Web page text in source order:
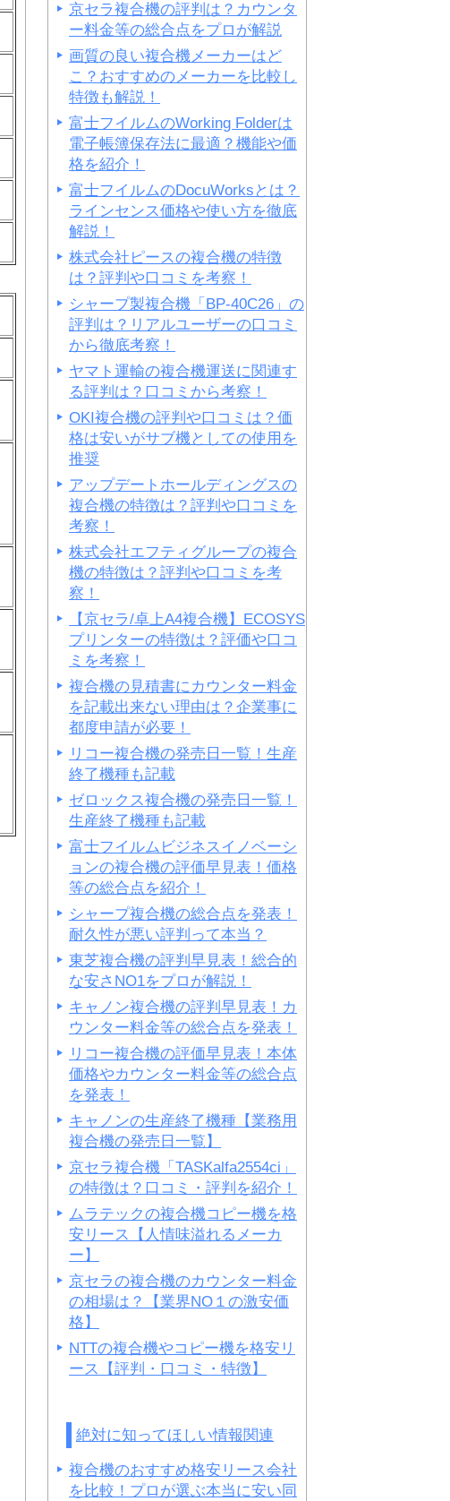
京セラ複合機の評判は？カウンタ
ー料金等の総合点をプロが解説
画質の良い複合機メーカーはど
こ？おすすめのメーカーを比較し
特徴も解説！
富士フイルムのWorking Folderは
電子帳簿保存法に最適？機能や価
格を紹介！
富士フイルムのDocuWorksとは？
ラインセンス価格や使い方を徹底
解説！
株式会社ピースの複合機の特徴
は？評判や口コミを考察！
シャープ製複合機「BP-40C26」の
評判は？リアルユーザーの口コミ
から徹底考察！
ヤマト運輸の複合機運送に関連す
る評判は？口コミから考察！
OKI複合機の評判や口コミは？価
格は安いがサブ機としての使用を
推奨
アップデートホールディングスの
複合機の特徴は？評判や口コミを
考察！
株式会社エフティグループの複合
機の特徴は？評判や口コミを考
察！
【京セラ/卓上A4複合機】ECOSYS
プリンターの特徴は？評価や口コ
ミを考察！
複合機の見積書にカウンター料金
を記載出来ない理由は？企業事に
都度申請が必要！
リコー複合機の発売日一覧！生産
終了機種も記載
ゼロックス複合機の発売日一覧！
生産終了機種も記載
富士フイルムビジネスイノベーシ
ョンの複合機の評価早見表！価格
等の総合点を紹介！
シャープ複合機の総合点を発表！
耐久性が悪い評判って本当？
東芝複合機の評判早見表！総合的
な安さNO1をプロが解説！
キャノン複合機の評判早見表！カ
ウンター料金等の総合点を発表！
リコー複合機の評価早見表！本体
価格やカウンター料金等の総合点
を発表！
キャノンの生産終了機種【業務用
複合機の発売日一覧】
京セラ複合機「TASKalfa2554ci」
の特徴は？口コミ・評判を紹介！
ムラテックの複合機コピー機を格
安リース【人情味溢れるメーカ
ー】
京セラの複合機のカウンター料金
の相場は？【業界NO１の激安価
格】
NTTの複合機やコピー機を格安リ
ース【評判・口コミ・特徴】
絶対に知ってほしい情報関連
複合機のおすすめ格安リース会社
を比較！プロが選ぶ本当に安い同